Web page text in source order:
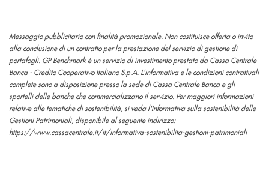
Messaggio pubblicitario con finalità promozionale. Non costituisce offerta o invito
alla conclusione di un contratto per la prestazione del servizio di gestione di
portafogli. GP Benchmark è un servizio di investimento prestato da Cassa Centrale
Banca - Credito Cooperativo Italiano S.p.A. L’informativa e le condizioni contrattuali
complete sono a disposizione presso la sede di Cassa Centrale Banca e gli
sportelli delle banche che commercializzano il servizio. Per maggiori informazioni
relative alle tematiche di sostenibilità, si veda l'Informativa sulla sostenibilità delle
Gestioni Patrimoniali, disponibile al seguente indirizzo:
https://www.cassacentrale.it/it/informativa-sostenibilita-gestioni-patrimoniali